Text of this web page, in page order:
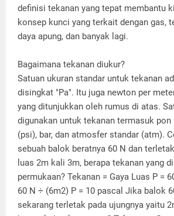
definisi tekanan yang tepat membantu
konsep kunci yang terkait dengan gas,
daya apung, dan banyak lagi.
Bagaimana tekanan diukur?
Satuan ukuran standar untuk tekanan
disingkat "Pa". Itu juga newton per
yang ditunjukkan oleh rumus di atas.
digunakan untuk tekanan termasuk pon
(psi), bar, dan atmosfer standar (atm).
sebuah balok beratnya 60 N dan
luas 2m kali 3m, berapa tekanan yang
permukaan? Tekanan = Gaya Luas P =
60 N ÷ (6m2) P = 10 pascal Jika balok
sekarang terletak pada ujungnya yaitu